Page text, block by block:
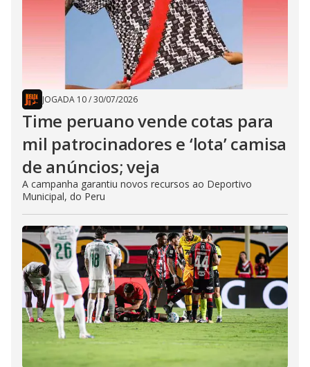
JOGADA 10/30/07/2026
Time peruano vende cotas para
mil patrocinadores e ‘lota’ camisa
de anúncios; veja
A campanha garantiu novos recursos ao Deportivo
Municipal, do Peru